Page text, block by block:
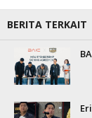
BERITA TERKAIT